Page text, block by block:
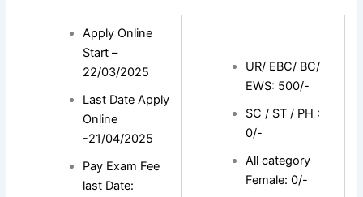
Apply Online
Start –
22/03/2025
Last Date Apply
Online
-21/04/2025
Pay Exam Fee
last Date:
UR/ EBC/ BC/
EWS: 500/-
SC / ST / PH :
0/-
All category
Female: 0/-